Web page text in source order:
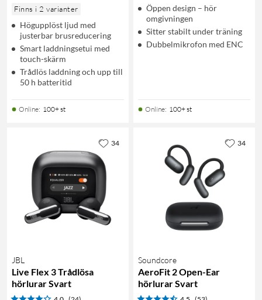
Finns i 2 varianter
Högupplöst ljud med
justerbar brusreducering
Smart laddningsetui med
touch-skärm
Trådlös laddning och upp till
50 h batteritid
Online: 100+ st
Öppen design – hör
omgivningen
Sitter stabilt under träning
Dubbelmikrofon med ENC
Online: 100+ st
JBL
Live Flex 3 Trådlösa
hörlurar Svart
34
Soundcore
AeroFit 2 Open-Ear
hörlurar Svart
34